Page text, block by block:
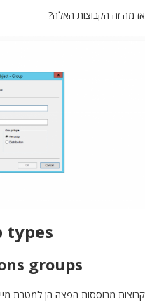
אז מה זה הקבוצות האלה?
types
groups